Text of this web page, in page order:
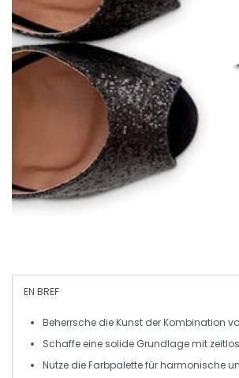
EN BREF
Beherrsche die Kunst derKombination
Schaffe eine solide Grundlagemit
Nutze dieFarbpalettefür harmonische